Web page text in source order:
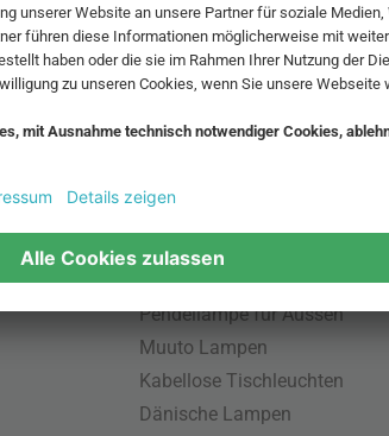
Beliebte Leuchten
Pendellampe für Aussen
Muuto Lampen
Kabellose Tischleuchten
Dänische Lampen